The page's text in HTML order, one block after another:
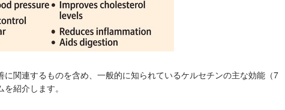
に関連するものを含め、一般的に知られているケルセチンの主な効能（7
紹介します。